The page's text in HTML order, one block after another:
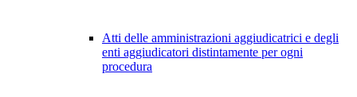
Atti delle amministrazioni aggiudicatrici e degli
enti aggiudicatori distintamente per ogni
procedura